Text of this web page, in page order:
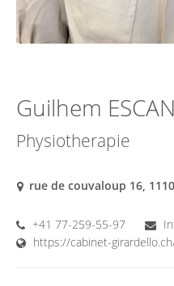
Guilhem
Physiotherapie
rue de couvaloup 16,
+41 77-259-55-97
https://cabinet-